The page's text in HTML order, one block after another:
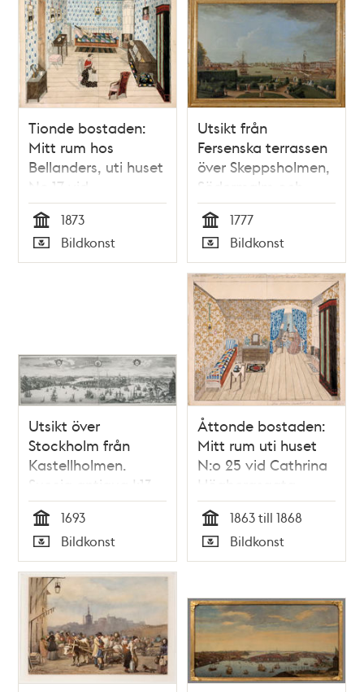
Tionde bostaden:
Mitt rum hos
Bellanders, uti huset
No.17 vid
Renstiernasgränd,
Qvarteret Kransen,
nedre botten in på
gården
Tid
1873
Typ
Bildkonst
Utsikt från
Fersenska terrassen
över Skeppsholmen,
Södermalm och
Staden
Tid
1777
Typ
Bildkonst
Utsikt över
Stockholm från
Kastellholmen.
Suecia antiqua I:13.
Efter förlaga av Erik
Dahlbergh. Stokholmia
orientem versus.
Tid
1693
Typ
Bildkonst
Åttonde bostaden:
Mitt rum uti huset
N:o 25 vid Cathrina
Högbergsgata,
Qvarteret
Pelarebacken större,
3 tr upp
Tid
1863 till 1868
Typ
Bildkonst